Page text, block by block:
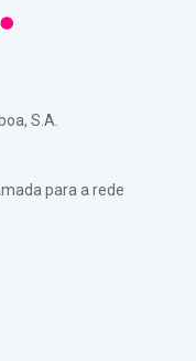
S.A.
para a rede